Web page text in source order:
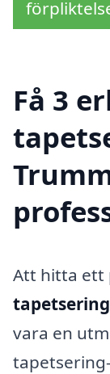
Få 3
Att hitta ett
vara en